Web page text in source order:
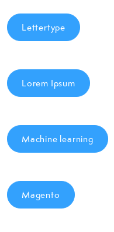
Lettertype
Lorem Ipsum
Machine learning
Magento